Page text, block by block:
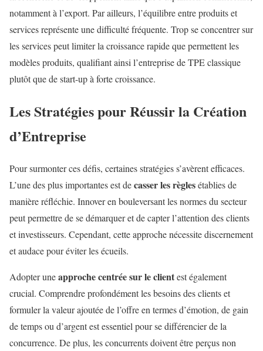
notamment à l’export. Par ailleurs, l’équilibre entre produits et
services représente une difficulté fréquente. Trop se concentrer sur
les services peut limiter la croissance rapide que permettent les
modèles produits, qualifiant ainsi l’entreprise de TPE classique
plutôt que de start-up à forte croissance.
Les Stratégies pour Réussir la Création
d’Entreprise
Pour surmonter ces défis, certaines stratégies s’avèrent efficaces.
L’une des plus importantes est decasser les règlesétablies de
manière réfléchie. Innover en bouleversant les normes du secteur
peut permettre de se démarquer et de capter l’attention des clients
et investisseurs. Cependant, cette approche nécessite discernement
et audace pour éviter les écueils.
Adopter uneapproche centrée sur le clientest également
crucial. Comprendre profondément les besoins des clients et
formuler la valeur ajoutée de l’offre en termes d’émotion, de gain
de temps ou d’argent est essentiel pour se différencier de la
concurrence. De plus, les concurrents doivent être perçus non